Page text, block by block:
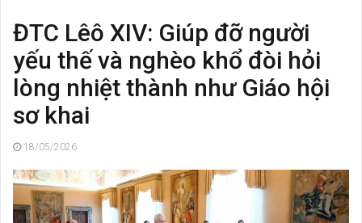
ĐTC Lêô XIV: Giúp đỡ người
yếu thế và nghèo khổ đòi hỏi
lòng nhiệt thành như Giáo hội
sơ khai
18/05/2026